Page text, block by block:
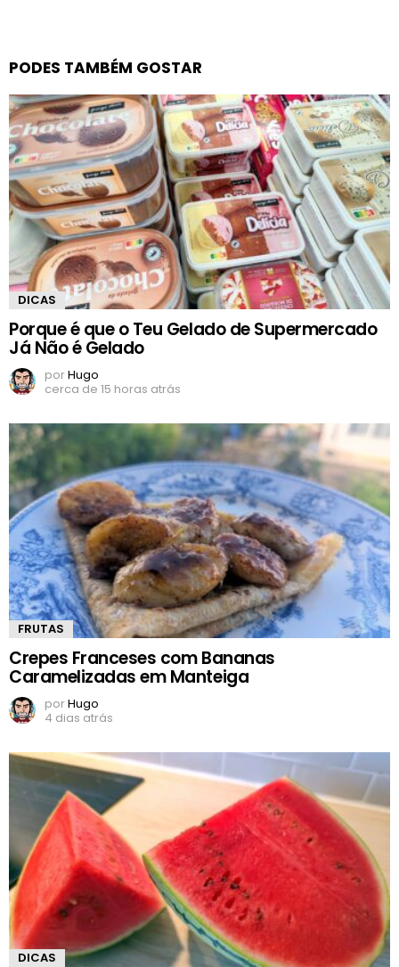
PODES TAMBÉM GOSTAR
DICAS
Porque é que o Teu Gelado de Supermercado
Já Não é Gelado
porHugo
cerca de 15 horas atrás
FRUTAS
Crepes Franceses com Bananas
Caramelizadas em Manteiga
porHugo
4 dias atrás
DICAS